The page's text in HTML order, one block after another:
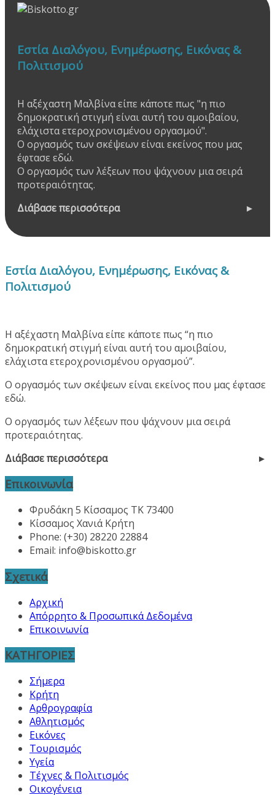
Εστία Διαλόγου, Ενημέρωσης, Εικόνας &
Πολιτισμού
Η αξέχαστη Μαλβίνα είπε κάποτε πως "η πιο
δημοκρατική στιγμή είναι αυτή του αμοιβαίου,
ελάχιστα ετεροχρονισμένου οργασμού".
Ο οργασμός των σκέψεων είναι εκείνος που μας
έφτασε εδώ.
Ο οργασμός των λέξεων που ψάχνουν μια σειρά
προτεραιότητας.
Διάβασε περισσότερα
Εστία Διαλόγου, Ενημέρωσης, Εικόνας &
Πολιτισμού
Η αξέχαστη Μαλβίνα είπε κάποτε πως “η πιο
δημοκρατική στιγμή είναι αυτή του αμοιβαίου,
ελάχιστα ετεροχρονισμένου οργασμού”.
Ο οργασμός των σκέψεων είναι εκείνος που μας έφτασε
εδώ.
Ο οργασμός των λέξεων που ψάχνουν μια σειρά
προτεραιότητας.
Διάβασε περισσότερα
Επικοινωνία
Φρυδάκη 5 Κίσσαμος ΤΚ 73400
Κίσσαμος Χανιά Κρήτη
Phone: (+30) 28220 22884
Email: info@biskotto.gr
Σχετικά
Αρχική
Απόρρητο & Προσωπικά Δεδομένα
Επικοινωνία
ΚΑΤΗΓΟΡΙΕΣ
Σήμερα
Κρήτη
Αρθρογραφία
Αθλητισμός
Εικόνες
Τουρισμός
Υγεία
Τέχνες & Πολιτισμός
Οικογένεια